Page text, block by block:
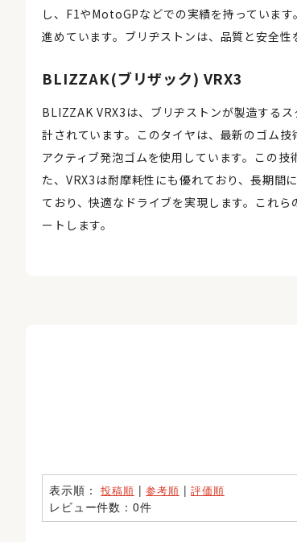
し、F1やMotoGPなどでの実績を持っていま
進めています。ブリヂストンは、品質と安全
BLIZZAK(ブリザック) VRX3
BLIZZAK VRX3は、ブリヂストンが製造する
計されています。このタイヤは、最新のゴム
アクティブ発泡ゴムを使用しています。この
た、VRX3は耐摩耗性にも優れており、長期間
ており、快適なドライブを実現します。これ
ートします。
表示順：投稿順 |参考順 |評価順
レビュー件数：0件